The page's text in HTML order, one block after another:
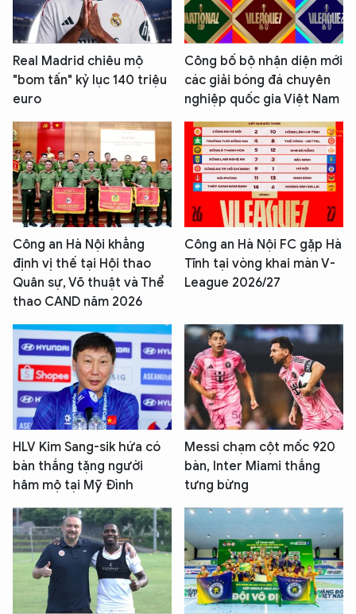
Real Madrid chiêu mộ
"bom tấn" kỷ lục 140 triệu
euro
Công bố bộ nhận diện mới
các giải bóng đá chuyên
nghiệp quốc gia Việt Nam
Công an Hà Nội khẳng
định vị thế tại Hội thao
Quân sự, Võ thuật và Thể
thao CAND năm 2026
Công an Hà Nội FC gặp Hà
Tĩnh tại vòng khai màn V-
League 2026/27
HLV Kim Sang-sik hứa có
bàn thắng tặng người
hâm mộ tại Mỹ Đình
Messi chạm cột mốc 920
bàn, Inter Miami thắng
tưng bừng